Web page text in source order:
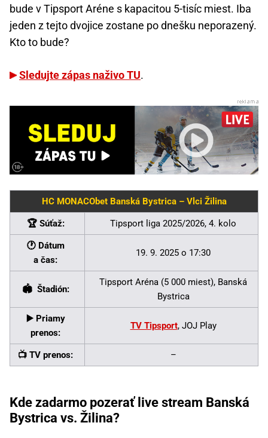
bude v Tipsport Aréne s kapacitou 5-tisíc miest. Iba
jeden z tejto dvojice zostane po dnešku neporazený.
Kto to bude?
Sledujte zápas naživo TU.
HC MONACObet Banská Bystrica – Vlci Žilina
🏆 Súťaž: Tipsport liga 2025/2026, 4. kolo
🕐 Dátum
a čas:
19. 9. 2025 o 17:30
🏟 Štadión:
Tipsport Aréna (5 000 miest), Banská
Bystrica
▶️ Priamy
prenos:
TV Tipsport, JOJ Play
📺 TV prenos: –
Kde zadarmo pozerať live stream Banská
Bystrica vs. Žilina?